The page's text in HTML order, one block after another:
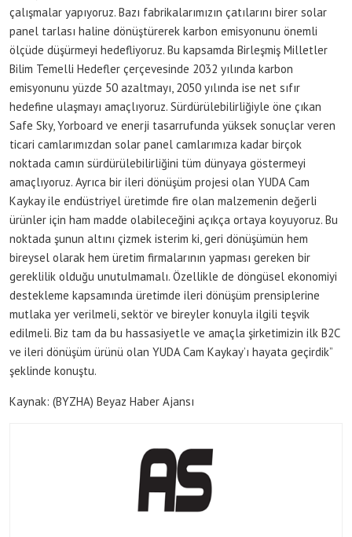
çalışmalar yapıyoruz. Bazı fabrikalarımızın çatılarını birer solar
panel tarlası haline dönüştürerek karbon emisyonunu önemli
ölçüde düşürmeyi hedefliyoruz. Bu kapsamda Birleşmiş Milletler
Bilim Temelli Hedefler çerçevesinde 2032 yılında karbon
emisyonunu yüzde 50 azaltmayı, 2050 yılında ise net sıfır
hedefine ulaşmayı amaçlıyoruz. Sürdürülebilirliğiyle öne çıkan
Safe Sky, Yorboard ve enerji tasarrufunda yüksek sonuçlar veren
ticari camlarımızdan solar panel camlarımıza kadar birçok
noktada camın sürdürülebilirliğini tüm dünyaya göstermeyi
amaçlıyoruz. Ayrıca bir ileri dönüşüm projesi olan YUDA Cam
Kaykay ile endüstriyel üretimde fire olan malzemenin değerli
ürünler için ham madde olabileceğini açıkça ortaya koyuyoruz. Bu
noktada şunun altını çizmek isterim ki, geri dönüşümün hem
bireysel olarak hem üretim firmalarının yapması gereken bir
gereklilik olduğu unutulmamalı. Özellikle de döngüsel ekonomiyi
destekleme kapsamında üretimde ileri dönüşüm prensiplerine
mutlaka yer verilmeli, sektör ve bireyler konuyla ilgili teşvik
edilmeli. Biz tam da bu hassasiyetle ve amaçla şirketimizin ilk B2C
ve ileri dönüşüm ürünü olan YUDA Cam Kaykay’ı hayata geçirdik”
şeklinde konuştu.
Kaynak: (BYZHA) Beyaz Haber Ajansı